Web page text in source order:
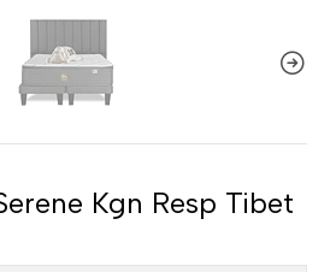
Kgn Resp Tibet